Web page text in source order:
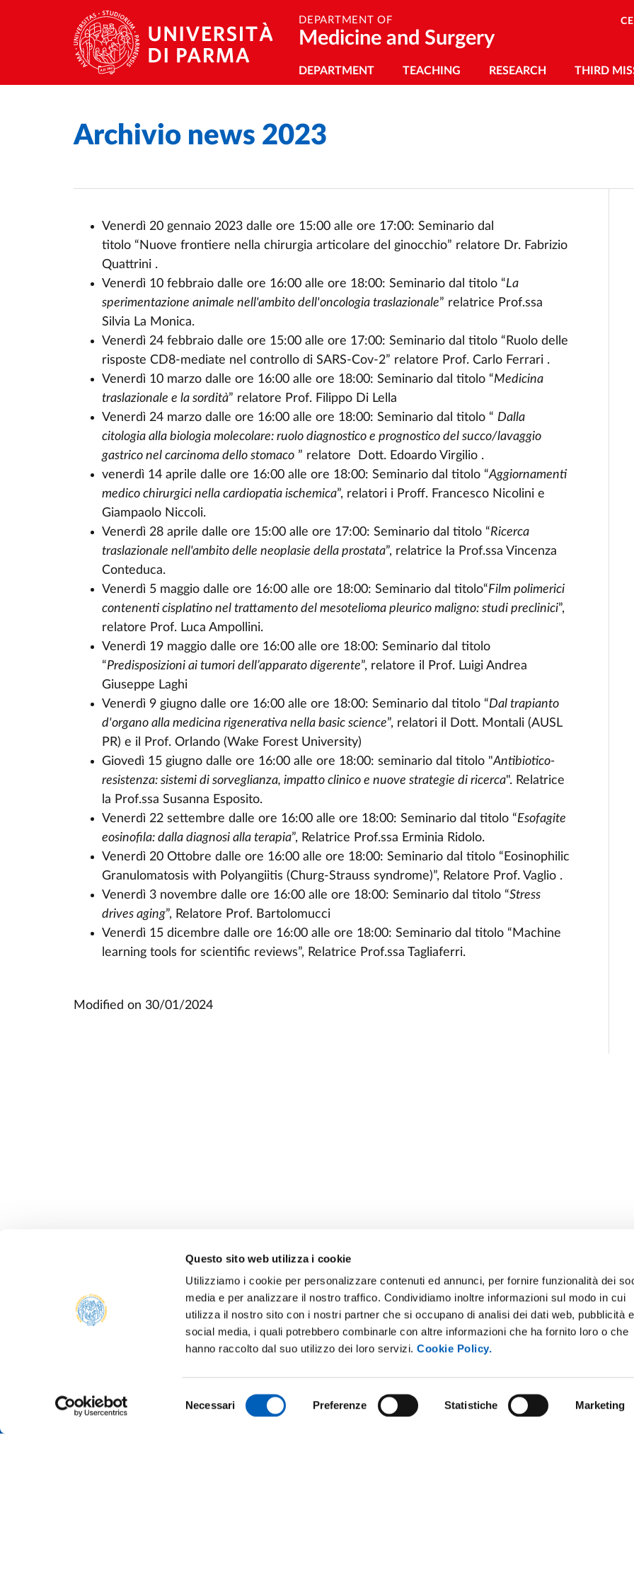
Questo sito web utilizza i cookie
Utilizziamo i cookie per personalizzare contenuti ed annunci, per fornire funzionalità dei
media e per analizzare il nostro traffico. Condividiamo inoltre informazioni sul modo in cui
utilizza il nostro sito con i nostri partner che si occupano di analisi dei dati web, pubblicità e
social media, i quali potrebbero combinarle con altre informazioni che ha fornito loro o che
hanno raccolto dal suo utilizzo dei loro servizi.Cookie Policy.
del
Necessari Preferenze Statistiche Marketing
Skip to main content DEPARTMENT OF
Medicine and Surgery
Navigazione principale
DEPARTMENT TEACHING RESEARCH THIRD
Home /
Archivio news 2023
Venerdì 20 gennaio 2023 dalle ore 15:00 alle ore 17:00: Seminario dal
titolo “Nuove frontiere nella chirurgia articolare del ginocchio” relatore Dr. Fabrizio
Quattrini .
Venerdì 10 febbraio dalle ore 16:00 alle ore 18:00: Seminario dal titolo “La
sperimentazione animale nell'ambito dell'oncologia traslazionale” relatrice Prof.ssa
Silvia La Monica.
Venerdì 24 febbraio dalle ore 15:00 alle ore 17:00: Seminario dal titolo “Ruolo delle
risposte CD8-mediate nel controllo di SARS-Cov-2” relatore Prof. Carlo Ferrari .
Venerdì 10 marzo dalle ore 16:00 alle ore 18:00: Seminario dal titolo “Medicina
traslazionale e la sordità” relatore Prof. Filippo Di Lella
Venerdì 24 marzo dalle ore 16:00 alle ore 18:00: Seminario dal titolo “ Dalla
citologia alla biologia molecolare: ruolo diagnostico e prognostico del succo/lavaggio
gastrico nel carcinoma dello stomaco ” relatore Dott. Edoardo Virgilio .
venerdì 14 aprile dalle ore 16:00 alle ore 18:00: Seminario dal titolo “Aggiornamenti
medico chirurgici nella cardiopatia ischemica”, relatori i Proff. Francesco Nicolini e
Giampaolo Niccoli.
Venerdì 28 aprile dalle ore 15:00 alle ore 17:00: Seminario dal titolo “Ricerca
traslazionale nell'ambito delle neoplasie della prostata”, relatrice la Prof.ssa Vincenza
Conteduca.
Venerdì 5 maggio dalle ore 16:00 alle ore 18:00: Seminario dal titolo“Film polimerici
contenenti cisplatino nel trattamento del mesotelioma pleurico maligno: studi preclinici”,
relatore Prof. Luca Ampollini.
Venerdì 19 maggio dalle ore 16:00 alle ore 18:00: Seminario dal titolo
“Predisposizioni ai tumori dell’apparato digerente”, relatore il Prof. Luigi Andrea
Giuseppe Laghi
Venerdì 9 giugno dalle ore 16:00 alle ore 18:00: Seminario dal titolo “Dal trapianto
d'organo alla medicina rigenerativa nella basic science”, relatori il Dott. Montali (AUSL
PR) e il Prof. Orlando (Wake Forest University)
Giovedì 15 giugno dalle ore 16:00 alle ore 18:00: seminario dal titolo "Antibiotico-
resistenza: sistemi di sorveglianza, impatto clinico e nuove strategie di ricerca". Relatrice
la Prof.ssa Susanna Esposito.
Venerdì 22 settembre dalle ore 16:00 alle ore 18:00: Seminario dal titolo “Esofagite
eosinofila: dalla diagnosi alla terapia”, Relatrice Prof.ssa Erminia Ridolo.
Venerdì 20 Ottobre dalle ore 16:00 alle ore 18:00: Seminario dal titolo “Eosinophilic
Granulomatosis with Polyangiitis (Churg-Strauss syndrome)”, Relatore Prof. Vaglio .
Venerdì 3 novembre dalle ore 16:00 alle ore 18:00: Seminario dal titolo “Stress
drives aging”, Relatore Prof. Bartolomucci
Venerdì 15 dicembre dalle ore 16:00 alle ore 18:00: Seminario dal titolo “Machine
learning tools for scientific reviews”, Relatrice Prof.ssa Tagliaferri.
Modified on 30/01/2024